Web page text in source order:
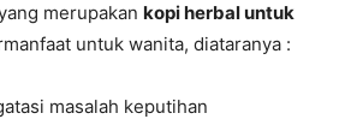
merupakan kopi herbal untuk
untuk wanita, diataranya :
masalah keputihan